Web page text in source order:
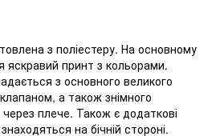
з поліестеру. На основному
яскравий принт з кольорами.
з основного великого
а також знімного
плече. Також є додаткові
на бічній стороні.